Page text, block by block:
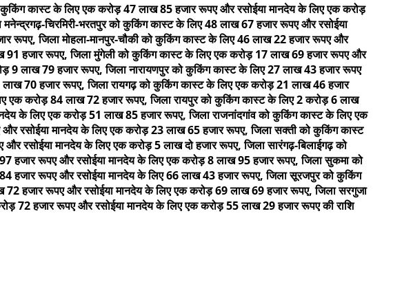
कुकिंग कास्ट के लिए एक करोड़ 47 लाख 85 हजार रूपए और रसोईया मानदेय के लिए एक करोड़
चिरमिरी-भरतपुर को कुकिंग कास्ट के लिए 48 लाख 67 हजार रूपए और रसोईया
रूपए, जिला मोहला-मानपुर-चौकी को कुकिंग कास्ट के लिए 46 लाख 22 हजार रूपए और
91 हजार रूपए, जिला मुंगेली को कुकिंग कास्ट के लिए एक करोड़ 17 लाख 69 हजार रूपए और
9 लाख 79 हजार रूपए, जिला नारायणपुर को कुकिंग कास्ट के लिए 27 लाख 43 हजार रूपए
लाख 70 हजार रूपए, जिला रायगढ़ को कुकिंग कास्ट के लिए एक करोड़ 21 लाख 46 हजार
एक करोड़ 84 लाख 72 हजार रूपए, जिला रायपुर को कुकिंग कास्ट के लिए 2 करोड़ 6 लाख
के लिए एक करोड़ 51 लाख 85 हजार रूपए, जिला राजनांदगांव को कुकिंग कास्ट के लिए एक
रसोईया मानदेय के लिए एक करोड़ 23 लाख 65 हजार रूपए, जिला सक्ती को कुकिंग कास्ट
रसोईया मानदेय के लिए एक करोड़ 5 लाख दो हजार रूपए, जिला सारंगढ़-बिलाईगढ़ को
हजार रूपए और रसोईया मानदेय के लिए एक करोड़ 8 लाख 95 हजार रूपए, जिला सुकमा को
हजार रूपए और रसोईया मानदेय के लिए 66 लाख 43 हजार रूपए, जिला सूरजपुर को कुकिंग
हजार रूपए और रसोईया मानदेय के लिए एक करोड़ 69 लाख 69 हजार रूपए, जिला सरगुजा
72 हजार रूपए और रसोईया मानदेय के लिए एक करोड़ 55 लाख 29 हजार रूपए की राशि